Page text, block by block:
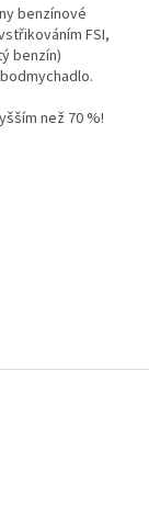
benzínové
FSI,
benzín)
než 70 %!